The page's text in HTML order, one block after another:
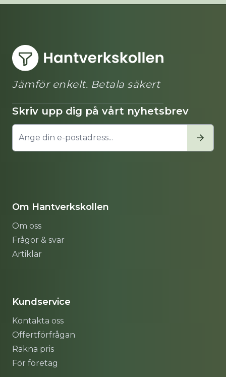
Jämför enkelt. Betala säkert
Skriv upp dig på vårt nyhetsbrev
Om Hantverkskollen
Om oss
Frågor & svar
Artiklar
Kundservice
Kontakta oss
Offertförfrågan
Räkna pris
För företag